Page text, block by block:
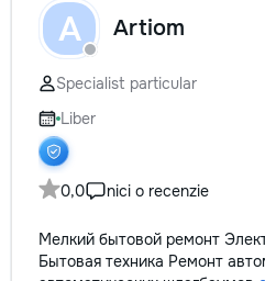
A Artiom
Specialist particular
Liber
0,0 nici o recenzie
Мелкий бытовой ремонт
Бытовая техника Ремонт